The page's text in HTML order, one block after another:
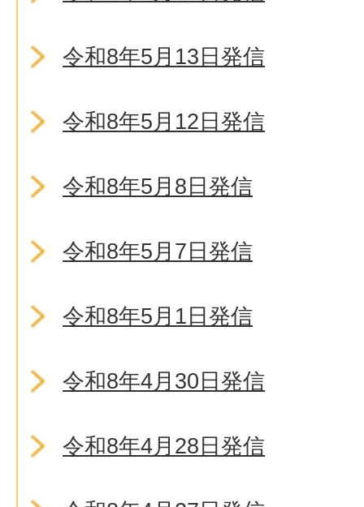
令和8年5月13日発信
令和8年5月12日発信
令和8年5月8日発信
令和8年5月7日発信
令和8年5月1日発信
令和8年4月30日発信
令和8年4月28日発信